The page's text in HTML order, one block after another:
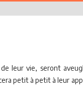
leur vie, seront
petit à petit à leur